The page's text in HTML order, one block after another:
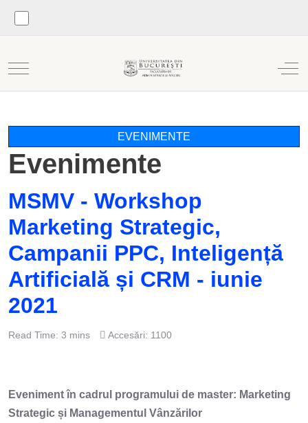
Mobile Menu Toggle Off-
EVENIMENTE
Evenimente
MSMV - Workshop
Marketing Strategic,
Campanii PPC, Inteligență
Artificială și CRM - iunie
2021
Read Time: 3 mins Accesări: 1100
Eveniment în cadrul programului de master: Marketing
Strategic și Managementul Vânzărilor